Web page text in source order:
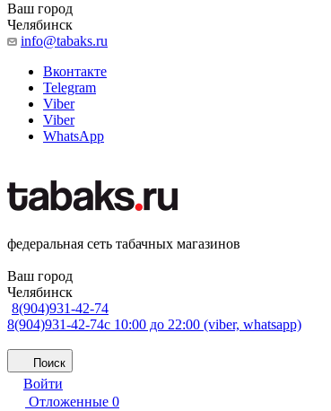
Ваш город
Челябинск
info@tabaks.ru
Вконтакте
Telegram
Viber
Viber
WhatsApp
федеральная сеть табачных магазинов
Ваш город
Челябинск
8(904)931-42-74
8(904)931-42-74с 10:00 до 22:00 (viber, whatsapp)
Поиск
Войти
Отложенные 0